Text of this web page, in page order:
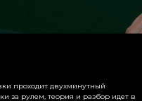
проходит двухминутный
за рулем, теория и разбор идет в